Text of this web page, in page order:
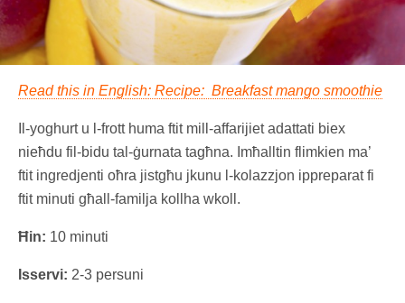
Read this in English: Recipe: Breakfast mango smoothie
Il-yoghurt u l-frott huma ftit mill-affarijiet adattati biex
nieħdu fil-bidu tal-ġurnata tagħna. Imħalltin flimkien ma’
ftit ingredjenti oħra jistgħu jkunu l-kolazzjon ippreparat fi
ftit minuti għall-familja kollha wkoll.
Ħin: 10 minuti
Isservi: 2-3 persuni